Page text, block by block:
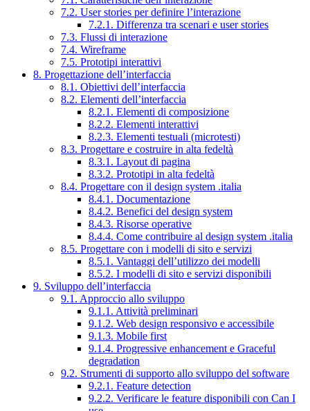
7.2. User stories per definire l’interazione
7.2.1. Differenza tra scenari e user stories
7.3. Flussi di interazione
7.4. Wireframe
7.5. Prototipi interattivi
8. Progettazione dell’interfaccia
8.1. Obiettivi dell’interfaccia
8.2. Elementi dell’interfaccia
8.2.1. Elementi di composizione
8.2.2. Elementi interattivi
8.2.3. Elementi testuali (microtesti)
8.3. Progettare e costruire in alta fedeltà
8.3.1. Layout di pagina
8.3.2. Prototipi in alta fedeltà
8.4. Progettare con il design system .italia
8.4.1. Documentazione
8.4.2. Benefici del design system
8.4.3. Risorse operative
8.4.4. Come contribuire al design system .italia
8.5. Progettare con i modelli di sito e servizi
8.5.1. Vantaggi dell’utilizzo dei modelli
8.5.2. I modelli di sito e servizi disponibili
9. Sviluppo dell’interfaccia
9.1. Approccio allo sviluppo
9.1.1. Attività preliminari
9.1.2. Web design responsivo e accessibile
9.1.3. Mobile first
9.1.4. Progressive enhancement e Graceful
degradation
9.2. Strumenti di supporto allo sviluppo del software
9.2.1. Feature detection
9.2.2. Verificare le feature disponibili con Can I